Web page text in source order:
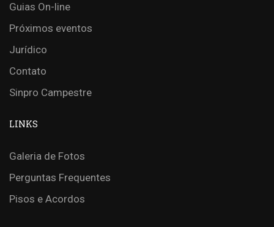
Guias On-line
Próximos eventos
Jurídico
Contato
Sinpro Campestre
LINKS
Galeria de Fotos
Perguntas Frequentes
Pisos e Acordos